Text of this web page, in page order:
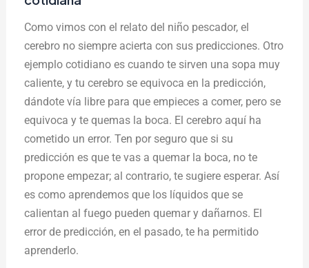
Como vimos con el relato del niño pescador, el
cerebro no siempre acierta con sus predicciones. Otro
ejemplo cotidiano es cuando te sirven una sopa muy
caliente, y tu cerebro se equivoca en la predicción,
dándote vía libre para que empieces a comer, pero se
equivoca y te quemas la boca. El cerebro aquí ha
cometido un error. Ten por seguro que si su
predicción es que te vas a quemar la boca, no te
propone empezar; al contrario, te sugiere esperar. Así
es como aprendemos que los líquidos que se
calientan al fuego pueden quemar y dañarnos. El
error de predicción, en el pasado, te ha permitido
aprenderlo.